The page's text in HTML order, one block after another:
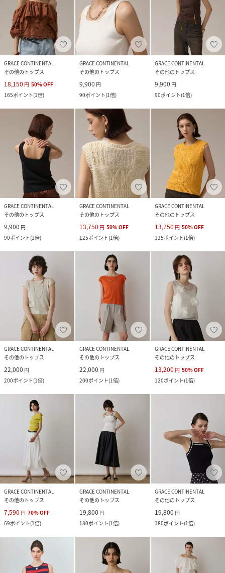
GRACE CONTINENTAL
その他のトップス
18,150 円 50%OFF
165ポイント(1倍)
GRACE CONTINENTAL
その他のトップス
9,900 円
90ポイント(1倍)
GRACE CONTINENTAL
その他のトップス
9,900 円
90ポイント(1倍)
GRACE CONTINENTAL
その他のトップス
9,900 円
90ポイント(1倍)
GRACE CONTINENTAL
その他のトップス
13,750 円 50%OFF
125ポイント(1倍)
GRACE CONTINENTAL
その他のトップス
13,750 円 50%OFF
125ポイント(1倍)
GRACE CONTINENTAL
その他のトップス
22,000 円
200ポイント(1倍)
GRACE CONTINENTAL
その他のトップス
22,000 円
200ポイント(1倍)
GRACE CONTINENTAL
その他のトップス
13,200 円 50%OFF
120ポイント(1倍)
GRACE CONTINENTAL
その他のトップス
7,590 円 70%OFF
69ポイント(1倍)
GRACE CONTINENTAL
その他のトップス
19,800 円
180ポイント(1倍)
GRACE CONTINENTAL
その他のトップス
19,800 円
180ポイント(1倍)